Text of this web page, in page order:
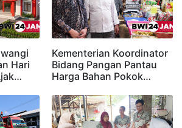
Hari
Kementerian Koordinator
Bidang Pangan Pantau
Harga Bahan Pokok…